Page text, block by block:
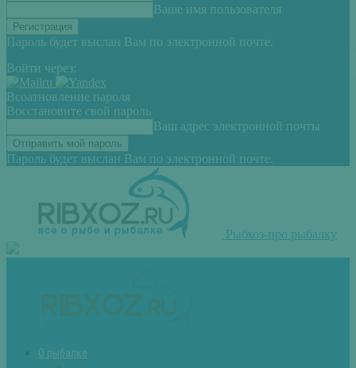
Ваше имя пользователя
Пароль будет выслан Вам по электронной почте.
Войти через:
Всоатновление пароля
Восстановите свой пароль
Ваш адрес электронной почты
Пароль будет выслан Вам по электронной почте.
Рыбхоз-про рыбалку
О рыбалке